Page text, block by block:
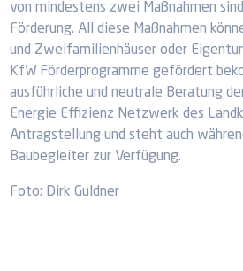
von mindestens zwei Maßnahmen
Förderung. All diese Maßnahmen
und Zweifamilienhäuser oder
KfW Förderprogramme gefördert
ausführliche und neutrale Beratung
Energie Effizienz Netzwerk des
Antragstellung und steht auch
Baubegleiter zur Verfügung.
Foto: Dirk Guldner